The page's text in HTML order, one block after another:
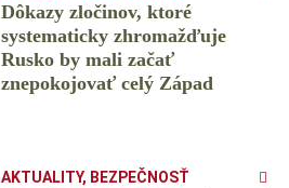
Dôkazy zločinov, ktoré
systematicky zhromažďuje
Rusko by mali začať
znepokojovať celý Západ
AKTUALITY, BEZPEČNOSŤ